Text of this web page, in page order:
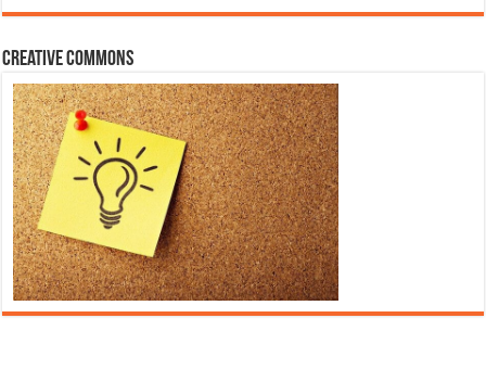
Creative Commons